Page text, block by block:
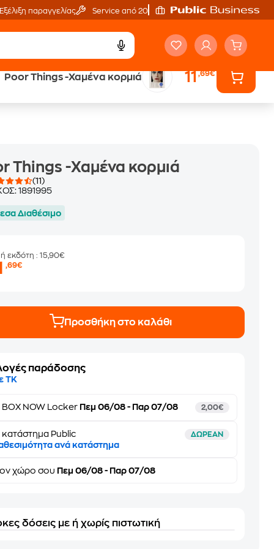
Εξέλιξη παραγγελίας Service από 20'
Poor Things -Χαμένα κορμιά 11,69€
Έλα στον κόσμο
Things -Χαμένα κορμιά
(11)
1891995
Διαθέσιμο
εκδότη: 15,90€
,69€
Προσθήκη στο καλάθι
παράδοσης
ΤΚ
BOX NOW Locker Πεμ 06/08 - Παρ 07/08 2,00€
κατάστημα Public ΔΩΡΕΑΝ
ανά κατάστημα
χώρο σου Πεμ 06/08 - Παρ 07/08
δόσεις με ή χωρίς πιστωτική